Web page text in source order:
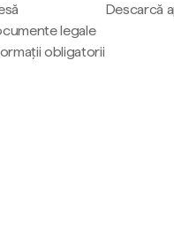
legale
obligatorii
Descarcă